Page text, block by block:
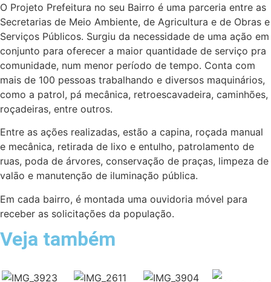
O Projeto Prefeitura no seu Bairro é uma parceria entre as
Secretarias de Meio Ambiente, de Agricultura e de Obras e
Serviços Públicos. Surgiu da necessidade de uma ação em
conjunto para oferecer a maior quantidade de serviço pra
comunidade, num menor período de tempo. Conta com
mais de 100 pessoas trabalhando e diversos maquinários,
como a patrol, pá mecânica, retroescavadeira, caminhões,
roçadeiras, entre outros.
Entre as ações realizadas, estão a capina, roçada manual
e mecânica, retirada de lixo e entulho, patrolamento de
ruas, poda de árvores, conservação de praças, limpeza de
valāo e manutenção de iluminação pública.
Em cada bairro, é montada uma ouvidoria móvel para
receber as solicitações da população.
Veja também